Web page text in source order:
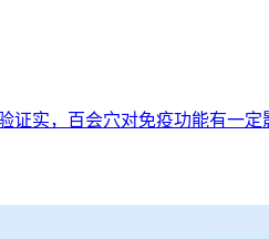
实，百会穴对免疫功能有一